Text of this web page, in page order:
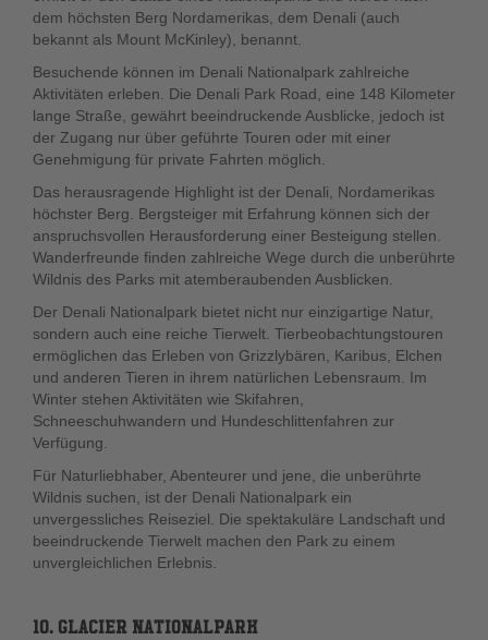
dem höchsten Berg Nordamerikas, dem Denali (auch
bekannt als Mount McKinley), benannt.
Besuchende können im Denali Nationalpark zahlreiche
Aktivitäten erleben. Die Denali Park Road, eine 148 Kilometer
lange Straße, gewährt beeindruckende Ausblicke, jedoch ist
der Zugang nur über geführte Touren oder mit einer
Genehmigung für private Fahrten möglich.
Das herausragende Highlight ist der Denali, Nordamerikas
höchster Berg. Bergsteiger mit Erfahrung können sich der
anspruchsvollen Herausforderung einer Besteigung stellen.
Wanderfreunde finden zahlreiche Wege durch die unberührte
Wildnis des Parks mit atemberaubenden Ausblicken.
Der Denali Nationalpark bietet nicht nur einzigartige Natur,
sondern auch eine reiche Tierwelt. Tierbeobachtungstouren
ermöglichen das Erleben von Grizzlybären, Karibus, Elchen
und anderen Tieren in ihrem natürlichen Lebensraum. Im
Winter stehen Aktivitäten wie Skifahren,
Schneeschuhwandern und Hundeschlittenfahren zur
Verfügung.
Für Naturliebhaber, Abenteurer und jene, die unberührte
Wildnis suchen, ist der Denali Nationalpark ein
unvergessliches Reiseziel. Die spektakuläre Landschaft und
beeindruckende Tierwelt machen den Park zu einem
unvergleichlichen Erlebnis.
10. GLACIER NATIONALPARK